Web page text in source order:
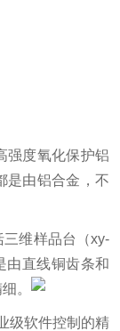
强度氧化保护铝
是由铝合金，不
维样品台（xy-
由直线铜齿条和
。
级软件控制的精